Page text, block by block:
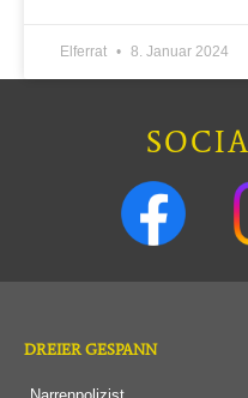
Elferrat 8. Januar 2024
DREIER GESPANN